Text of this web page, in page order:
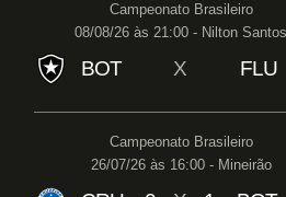
Campeonato Brasileiro
08/08/26 às 21:00 - Nilton Santos
BOT X FLU
Campeonato Brasileiro
26/07/26 às 16:00 - Mineirão